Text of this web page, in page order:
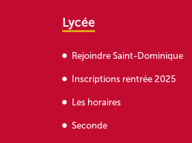
Lycée
Rejoindre Saint-Dominique
Inscriptions rentrée 2025
Les horaires
Seconde